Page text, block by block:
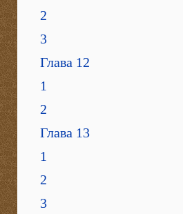
2
3
Глава 12
1
2
Глава 13
1
2
3